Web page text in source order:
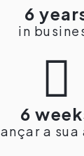
6
in

6
a